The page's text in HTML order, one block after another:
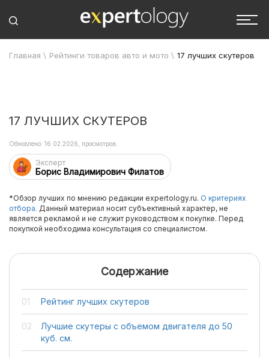
Главная \ Рейтинги товаров авто и мото \ 17 лучших скутеров
17 ЛУЧШИХ СКУТЕРОВ
Эксперт
Борис Владимирович Филатов
Обновлено: 16.02.2026, просмотров:
*Обзор лучших по мнению редакции expertology.ru. О критериях
отбора. Данный материал носит субъективный характер, не
является рекламой и не служит руководством к покупке. Перед
покупкой необходима консультация со специалистом.
Содержание
Рейтинг лучших скутеров
Лучшие скутеры с объемом двигателя до 50
куб. см.